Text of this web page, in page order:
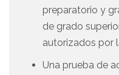
preparatorio y
de grado
autorizados por
Una prueba de